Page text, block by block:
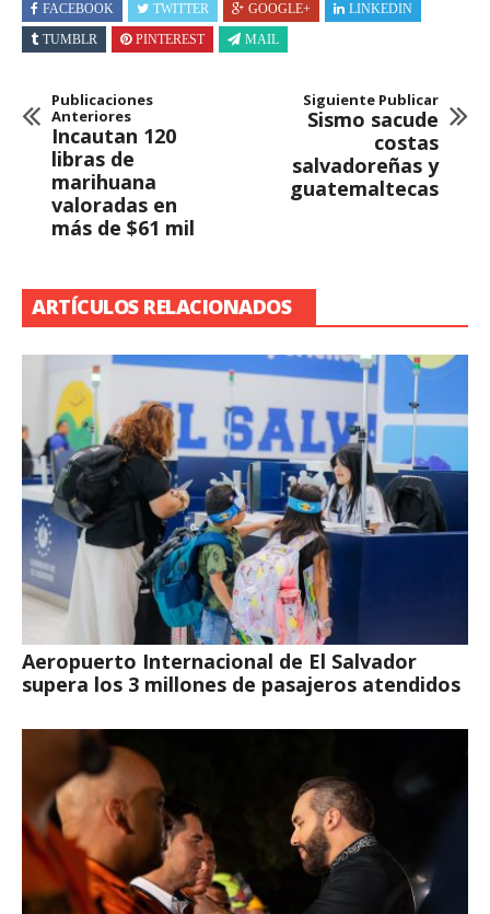
FACEBOOK TWITTER GOOGLE+
LINKEDIN
TUMBLR
PINTEREST MAIL
Publicaciones
Anteriores
Incautan 120
libras de
marihuana
valoradas en
más de $61 mil
Siguiente Publicar
Sismo sacude
costas
salvadoreñas y
guatemaltecas
ARTÍCULOS RELACIONADOS
Aeropuerto Internacional de El Salvador
supera los 3 millones de pasajeros atendidos